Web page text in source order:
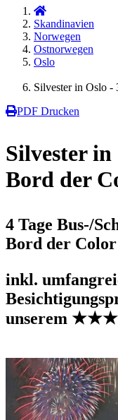
Skandinavien
Norwegen
Ostnorwegen
Oslo
Silvester in Oslo -
PDF Drucken
Silvester in
Bord der
4 Tage Bus-/
Bord der
inkl.
unserem